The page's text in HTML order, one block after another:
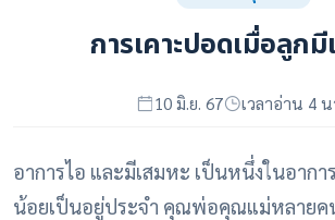
การเคาะปอดเมื่อลูกมี
10 มิ.ย. 67 เวลาอ่าน 4
อาการไอ และมีเสมหะ เป็นหนึ่งในอาก
น้อยเป็นอยู่ประจำ คุณพ่อคุณแม่หลายค